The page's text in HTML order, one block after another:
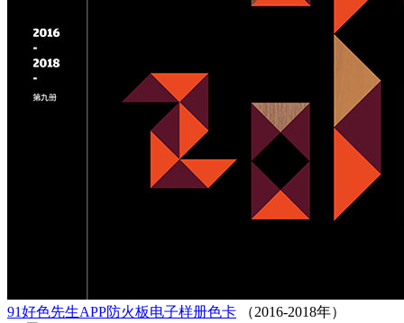
91好色先生APP防火板电子样册色卡
（2016-2018年）